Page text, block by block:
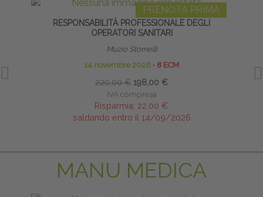
PRENOTA PRIMA
RESPONSABILITÀ PROFESSIONALE DEGLI
OPERATORI SANITARI
Muzio Stornelli
14 novembre 2026 ∙ 8 ECM
220,00 € 198,00 €
IVA compresa
Risparmia: 22,00 €
saldando entro il 14/09/2026
MANU MEDICA